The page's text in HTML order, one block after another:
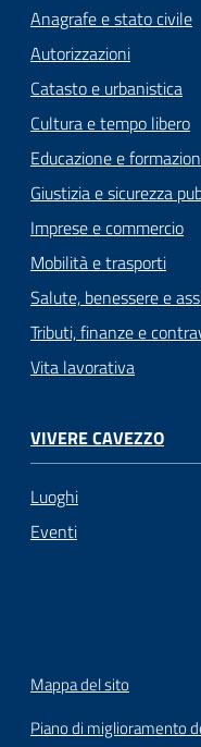
Anagrafe e stato civile
Autorizzazioni
Catasto e urbanistica
Cultura e tempo libero
Educazione e
Giustizia e sicurezza
Imprese e commercio
Mobilità e trasporti
Salute, benessere e
Tributi, finanze e
Vita lavorativa
VIVERE CAVEZZO
Luoghi
Eventi
Mappa del sito
Piano di miglioramento